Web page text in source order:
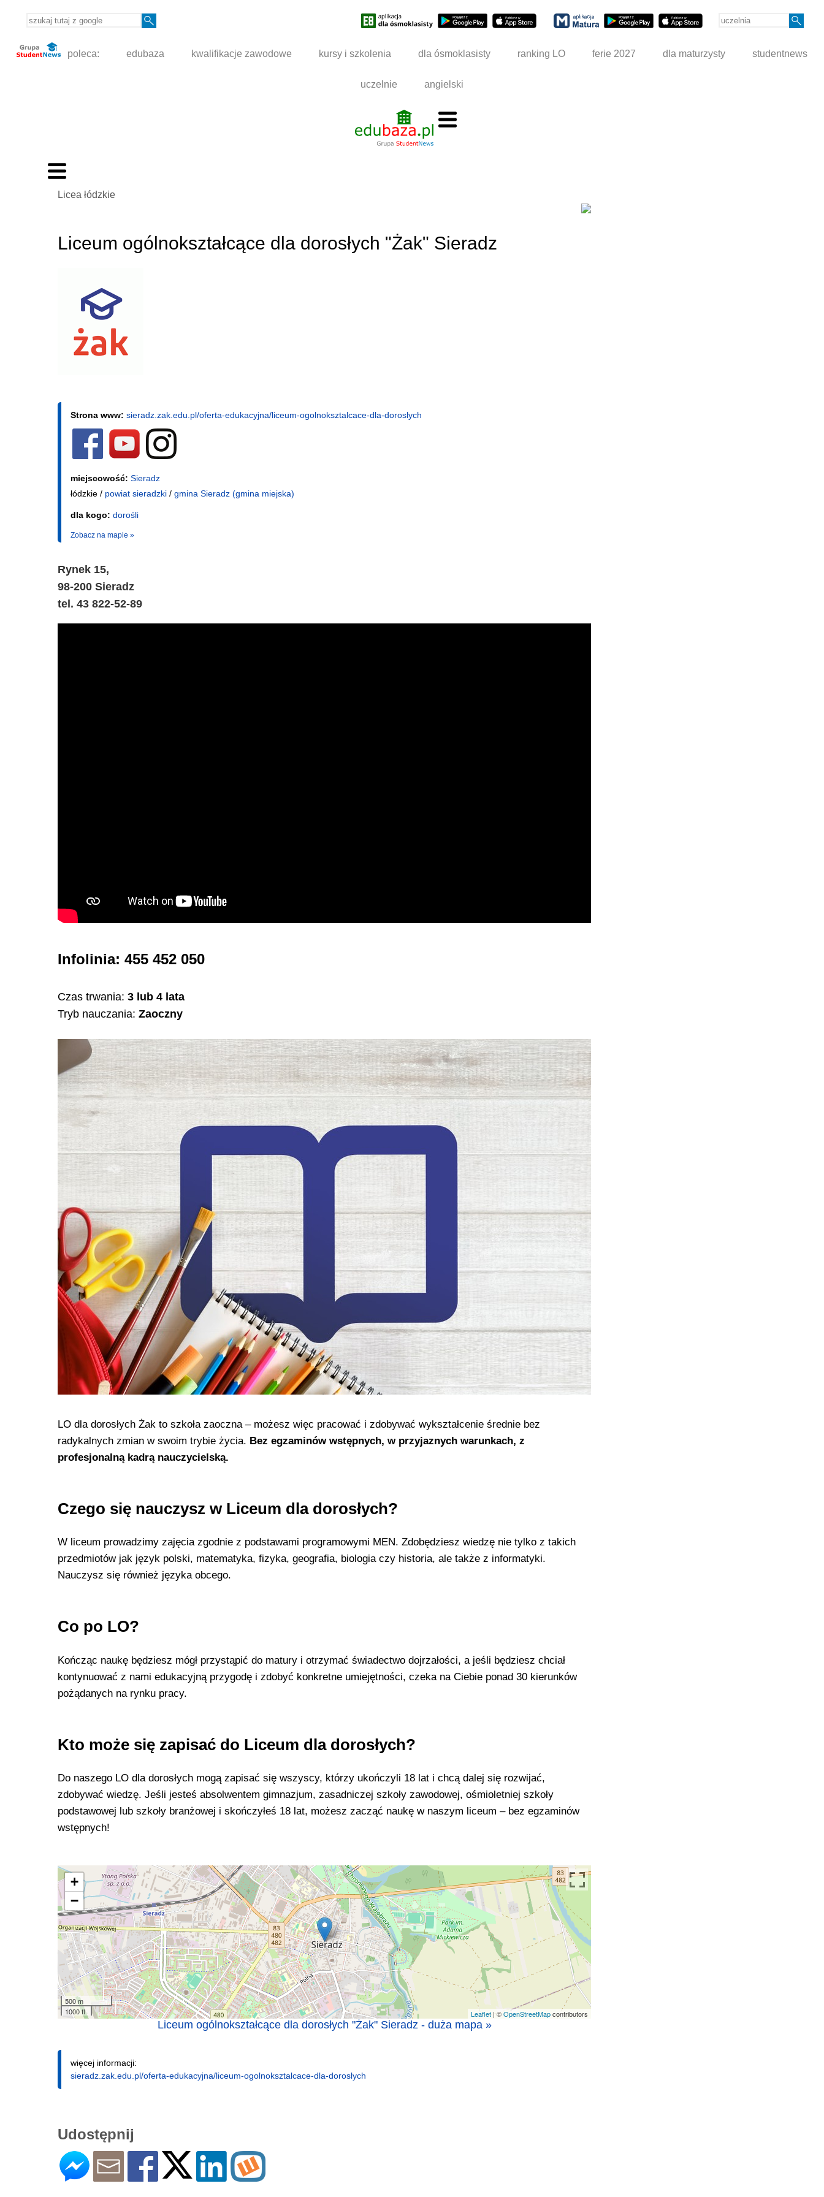
poleca: edubaza kwalifikacje zawodowe kursy i szkolenia dla ósmoklasisty ranking LO ferie 2027 dla maturzysty studentnews
uczelnie angielski
Licea łódzkie
Liceum ogólnokształcące dla dorosłych "Żak" Sieradz
Strona www: sieradz.zak.edu.pl/oferta-edukacyjna/liceum-ogolnoksztalcace-dla-doroslych
miejscowość: Sieradz
łódzkie / powiat sieradzki / gmina Sieradz (gmina miejska)
dla kogo: dorośli
Zobacz na mapie »
Rynek 15,
98-200 Sieradz
tel. 43 822-52-89
Infolinia: 455 452 050
Czas trwania: 3 lub 4 lata
Tryb nauczania: Zaoczny
LO dla dorosłych Żak to szkoła zaoczna – możesz więc pracować i zdobywać wykształcenie średnie bez
radykalnych zmian w swoim trybie życia. Bez egzaminów wstępnych, w przyjaznych warunkach, z
profesjonalną kadrą nauczycielską.
Czego się nauczysz w Liceum dla dorosłych?
W liceum prowadzimy zajęcia zgodnie z podstawami programowymi MEN. Zdobędziesz wiedzę nie tylko z takich
przedmiotów jak język polski, matematyka, fizyka, geografia, biologia czy historia, ale także z informatyki.
Nauczysz się również języka obcego.
Co po LO?
Kończąc naukę będziesz mógł przystąpić do matury i otrzymać świadectwo dojrzałości, a jeśli będziesz chciał
kontynuować z nami edukacyjną przygodę i zdobyć konkretne umiejętności, czeka na Ciebie ponad 30 kierunków
pożądanych na rynku pracy.
Kto może się zapisać do Liceum dla dorosłych?
Do naszego LO dla dorosłych mogą zapisać się wszyscy, którzy ukończyli 18 lat i chcą dalej się rozwijać,
zdobywać wiedzę. Jeśli jesteś absolwentem gimnazjum, zasadniczej szkoły zawodowej, ośmioletniej szkoły
podstawowej lub szkoły branżowej i skończyłeś 18 lat, możesz zacząć naukę w naszym liceum – bez egzaminów
wstępnych!
+
−
500 m
1000 ft
Leaflet | ©OpenStreetMapcontributors
Liceum ogólnokształcące dla dorosłych "Żak" Sieradz - duża mapa »
więcej informacji:
sieradz.zak.edu.pl/oferta-edukacyjna/liceum-ogolnoksztalcace-dla-doroslych
Udostępnij